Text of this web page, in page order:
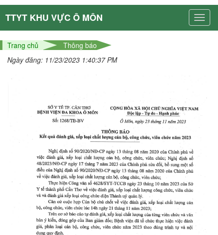
TTYT KHU VỰC Ô MÔN
Trang chủ
Thông báo
Ngày đăng: 11/23/2023 1:40:37 PM